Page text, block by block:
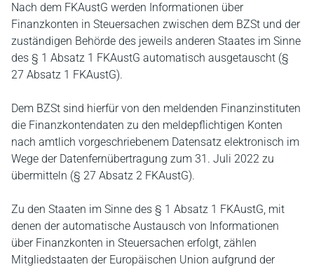
Nach dem FKAustG werden Informationen über
Finanzkonten in Steuersachen zwischen dem BZSt und der
zuständigen Behörde des jeweils anderen Staates im Sinne
des § 1 Absatz 1 FKAustG automatisch ausgetauscht (§
27 Absatz 1 FKAustG).
Dem BZSt sind hierfür von den meldenden Finanzinstituten
die Finanzkontendaten zu den meldepflichtigen Konten
nach amtlich vorgeschriebenem Datensatz elektronisch im
Wege der Datenfernübertragung zum 31. Juli 2022 zu
übermitteln (§ 27 Absatz 2 FKAustG).
Zu den Staaten im Sinne des § 1 Absatz 1 FKAustG, mit
denen der automatische Austausch von Informationen
über Finanzkonten in Steuersachen erfolgt, zählen
Mitgliedstaaten der Europäischen Union aufgrund der